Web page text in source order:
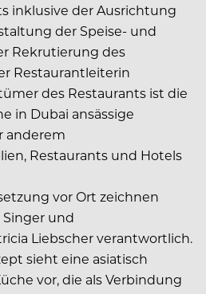
inklusive der Ausrichtung
der Speise-­ und
Rekrutierung des
Restaurantleiterin
des Restaurants ist die
in Dubai ansässige
anderem
Restaurants und Hotels
vor Ort zeichnen
und
Liebscher verantwortlich.
sieht eine asiatisch
vor, die als Verbindung